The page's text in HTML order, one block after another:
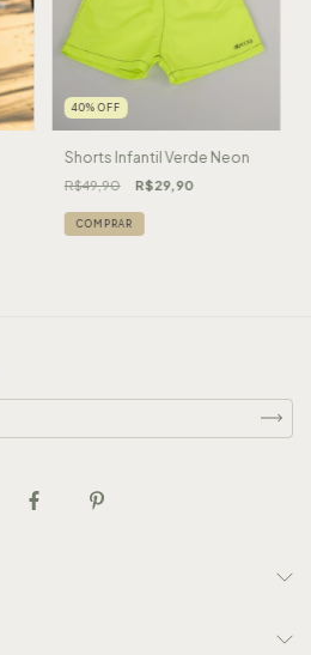
40%OFF
Shorts Infantil Verde Neon
R$49,90 R$29,90
COMPRAR